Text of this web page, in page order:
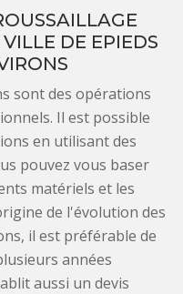
DE EPIEDS
sont des opérations
Il est possible
en utilisant des
pouvez vous baser
matériels et les
de l'évolution des
il est préférable de
années
aussi un devis